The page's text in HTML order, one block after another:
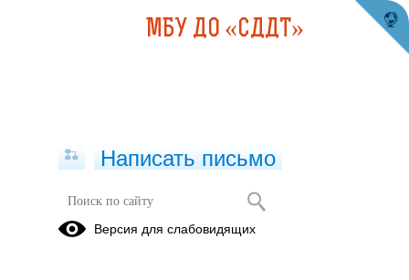
МБУ ДО «СДДТ»
Написать письмо
Версия для слабовидящих